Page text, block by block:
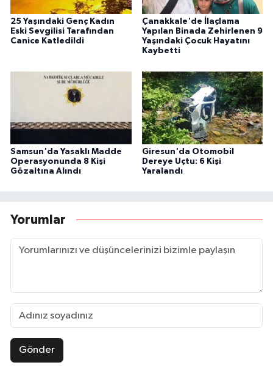
25 Yaşındaki Genç Kadın
Eski Sevgilisi Tarafından
Canice Katledildi
Çanakkale'de İlaçlama
Yapılan Binada Zehirlenen 9
Yaşındaki Çocuk Hayatını
Kaybetti
Samsun'da Yasaklı Madde
Operasyonunda 8 Kişi
Gözaltına Alındı
Giresun'da Otomobil
Dereye Uçtu: 6 Kişi
Yaralandı
Yorumlar
Gönder